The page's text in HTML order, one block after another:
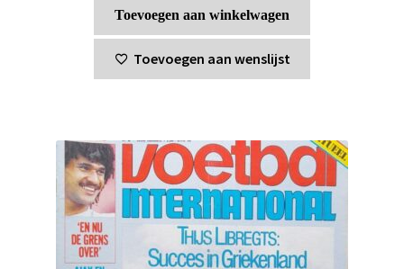
Toevoegen aan winkelwagen
Toevoegen aan wenslijst